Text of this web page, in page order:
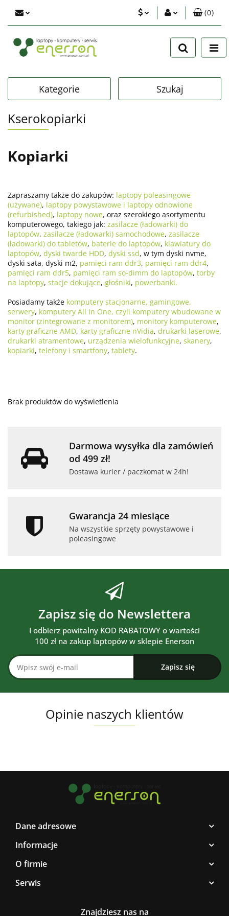
Zaloguj się
Zarejestruj się
Zgody cookies
(0)
Kategorie Szukaj
Kserokopiarki
Kopiarki
Zapraszamy także do zakupów: laptopy poleasingowe
(używane), laptopy powystawowe i laptopy odnowione
(refurbished), laptopy nowe, oraz szerokiego asortymentu
komputerowego, takiego jak: zasilacze (ładowarki) do
laptopów, zasilacze (ładowarki) samochodowe, zasilacze
(ładowarki) do tabletów, baterie do laptopów, klawiatury do
laptopów, dyski twarde HDD, dyski ssd, w tym dyski nvme,
dyski sata, dyski m2, pamięci ram ddr3, pamięci ram ddr4,
pamięci ram ddr5, pamięci ram so-dimm do laptopów, torby
na laptopy, stacje dokujące, głośniki, powerbanki.
Posiadamy także komputery stacjonarne, gamingowe,
serwery, komputery All In One, czyli komputery wbudowane w
monitor (zintegrowane z monitorem), monitory komputerowe,
karty graficzne AMD, karty graficzne nVidia, drukarki laserowe,
drukarki atramentowe, urządzenia wielofunkcyjne, skanery,
kopiarki, telefony i smartfony, tablety.
Brak produktów do wyświetlenia
Darmowa wysyłka dla zamówień
od 499 zł!
Dostawa kurier / paczkomat w 24h!
Gwarancja 24 miesiące
Na wszystkie sprzęty powystawowe i
poleasingowe
Zapisz się do Newslettera
I odbierz powitalny KOD RABATOWY o wartości
100 zł na zakup laptopów w sklepie Enerson
Opinie naszych klientów
Dane adresowe
Informacje
O firmie
Serwis
Znajdziesz nas na